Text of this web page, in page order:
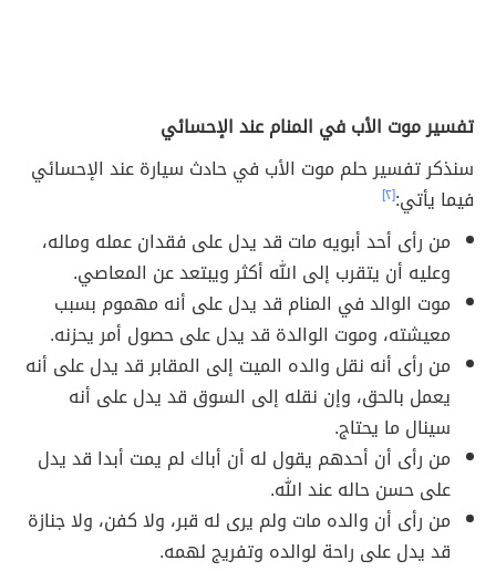
تفسير موت الأب في المنام عند الإحسائي
سنذكر تفسير حلم موت الأب في حادث سيارة عند الإحسائي
فيما يأتي:[٢]
من رأى أحد أبويه مات قد يدل على فقدان عمله وماله،
وعليه أن يتقرب إلى الله أكثر ويبتعد عن المعاصي.
موت الوالد في المنام قد يدل على أنه مهموم بسبب
معيشته، وموت الوالدة قد يدل على حصول أمر يحزنه.
من رأى أنه نقل والده الميت إلى المقابر قد يدل على أنه
يعمل بالحق، وإن نقله إلى السوق قد يدل على أنه
سينال ما يحتاج.
من رأى أن أحدهم يقول له أن أباك لم يمت أبدا قد يدل
على حسن حاله عند الله.
من رأى أن والده مات ولم يرى له قبر، ولا كفن، ولا جنازة
قد يدل على راحة لوالده وتفريج لهمه.